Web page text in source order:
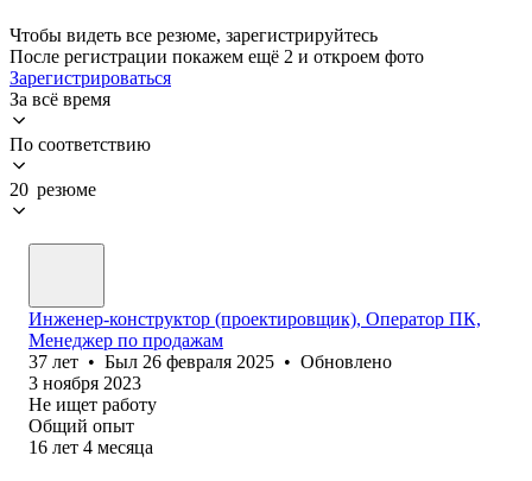
Чтобы видеть все резюме, зарегистрируйтесь
После регистрации покажем ещё 2 и откроем фото
Зарегистрироваться
За всё время
По соответствию
20 резюме
Инженер-конструктор (проектировщик), Оператор ПК,
Менеджер по продажам
37 лет • Был 26 февраля 2025 • Обновлено
3 ноября 2023
Не ищет работу
Общий опыт
16 лет 4 месяца